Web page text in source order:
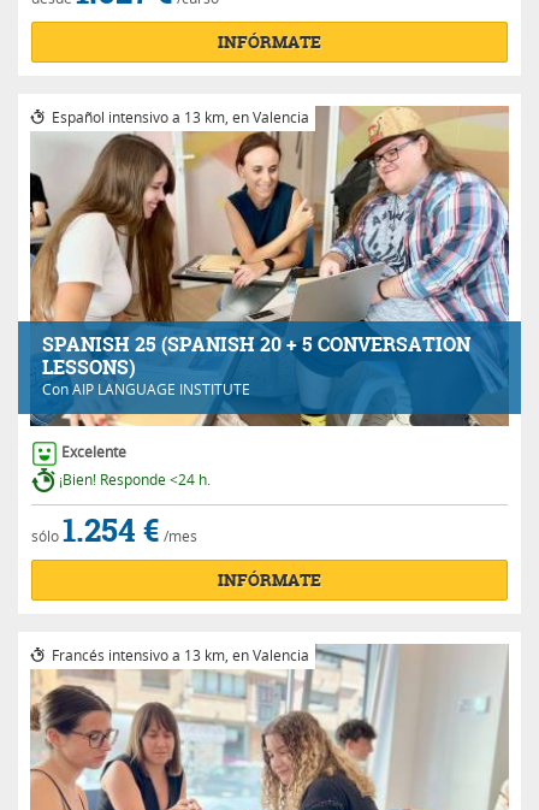
INFÓRMATE
SPANISH 25 (SPANISH 20 + 5 CONVERSATION
LESSONS)
ConAIP LANGUAGE INSTITUTE
Español intensivo a 13 km, en Valencia
Excelente
¡Bien! Responde <24 h.
sólo1.254 € /mes
INFÓRMATE
Francés intensivo a 13 km, en Valencia